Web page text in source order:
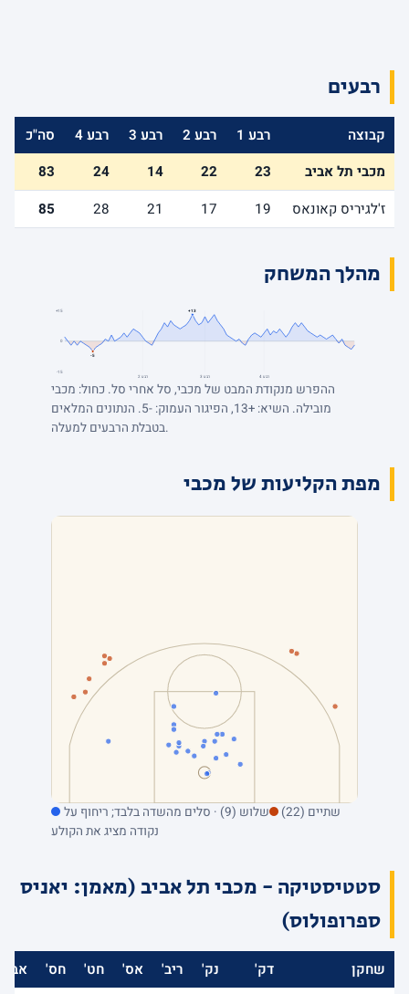
רבעים
קבוצה רבע 1 רבע 2 רבע 3 רבע 4
סה"כ
מכבי תל אביב
23
22
14
24
83
ז'לגיריס קאונאס
19
17
21
28
85
מהלך המשחק
+15
0
-15
+13
-5
רבע 2 רבע 3 רבע 4
ההפרש מנקודת המבט של מכבי, סל אחרי סל. כחול: מכבי
מובילה. השיא: +13, הפיגור העמוק: -5. הנתונים המלאים
בטבלת הרבעים למעלה.
מפת הקליעות של מכבי
שתיים (22)
שלוש (9) · סלים מהשדה בלבד; ריחוף על
נקודה מציג את הקולע
סטטיסטיקה - מכבי תל אביב (מאמן: יאניס
ספרופולוס)
שחקן דק' נק' ריב' אס' חט' חס'
אב'